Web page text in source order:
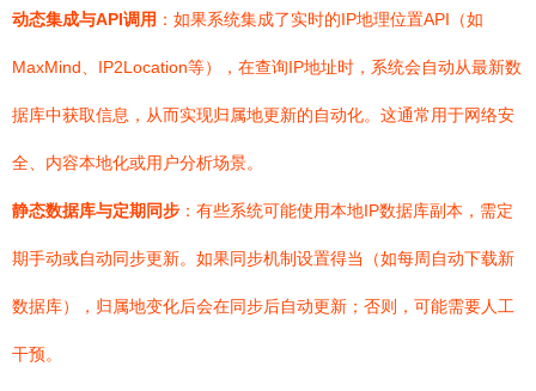
动态集成与API调用 ：如果系统集成了实时的IP地理位置API（如
MaxMind、IP2Location等），在查询IP地址时，系统会自动从最新数
据库中获取信息，从而实现归属地更新的自动化。这通常用于网络安
全、内容本地化或用户分析场景。
静态数据库与定期同步 ：有些系统可能使用本地IP数据库副本，需定
期手动或自动同步更新。如果同步机制设置得当（如每周自动下载新
数据库），归属地变化后会在同步后自动更新；否则，可能需要人工
干预。